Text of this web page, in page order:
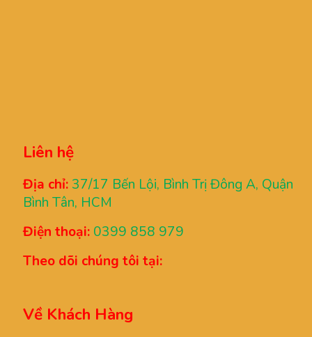
Liên hệ
Địa chỉ: 37/17 Bến Lội, Bình Trị Đông A, Quận
Bình Tân, HCM
Điện thoại: 0399 858 979
Theo dõi chúng tôi tại:
Về Khách Hàng